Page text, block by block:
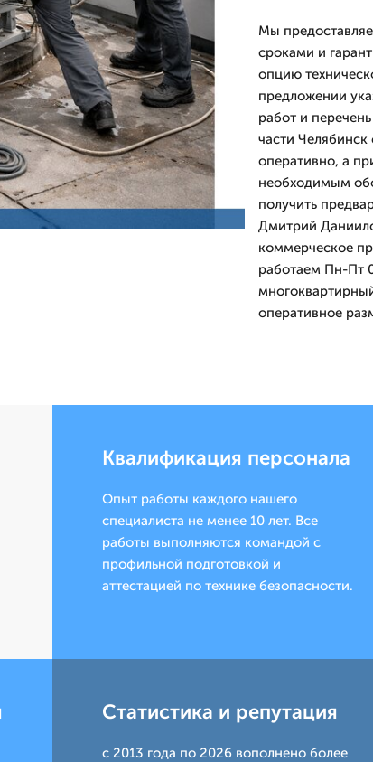
Мы
сроками и
опцию
предложении
работ и
части
оперативно, а
необходимым
получить
Дмитpий
коммерческое
работаем Пн-Пт
оперативное
Квалификация персонала
Опыт работы каждого нашего
специалиста не менее 10 лет. Все
работы выполняются командой с
профильной подготовкой и
аттестацией по технике безопасности.
Статистика и репутация
с 2013 года по 2026 вополнено более